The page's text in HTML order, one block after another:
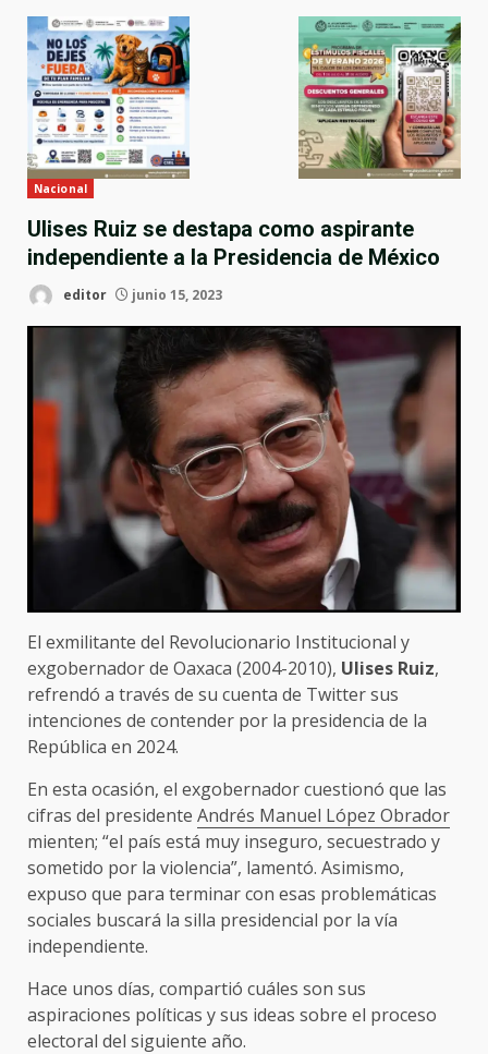
Nacional
Ulises Ruiz se destapa como aspirante
independiente a la Presidencia de México
editor junio 15, 2023
El exmilitante del Revolucionario Institucional y
exgobernador de Oaxaca (2004-2010), Ulises Ruiz,
refrendó a través de su cuenta de Twitter sus
intenciones de contender por la presidencia de la
República en 2024.
En esta ocasión, el exgobernador cuestionó que las
cifras del presidente Andrés Manuel López Obrador
mienten; “el país está muy inseguro, secuestrado y
sometido por la violencia”, lamentó. Asimismo,
expuso que para terminar con esas problemáticas
sociales buscará la silla presidencial por la vía
independiente.
Hace unos días, compartió cuáles son sus
aspiraciones políticas y sus ideas sobre el proceso
electoral del siguiente año.